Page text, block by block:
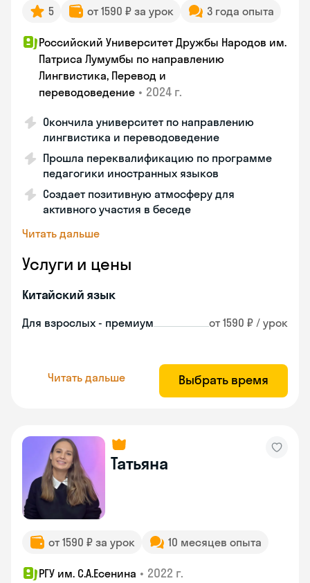
5 от 1590 ₽ за урок 3 года опыта
Российский Университет Дружбы Народов им.
Патриса Лумумбы по направлению
Лингвистика, Перевод и
переводоведение • 2024 г.
Окончила университет по направлению
лингвистика и переводоведение
Прошла переквалификацию по программе
педагогики иностранных языков
Создает позитивную атмосферу для
активного участия в беседе
Читать дальше
Услуги и цены
Китайский язык
Для взрослых - премиум от 1590 ₽ / урок
Читать дальше Выбрать время
Татьяна
от 1590 ₽ за урок 10 месяцев опыта
РГУ им. С.А.Есенина • 2022 г.